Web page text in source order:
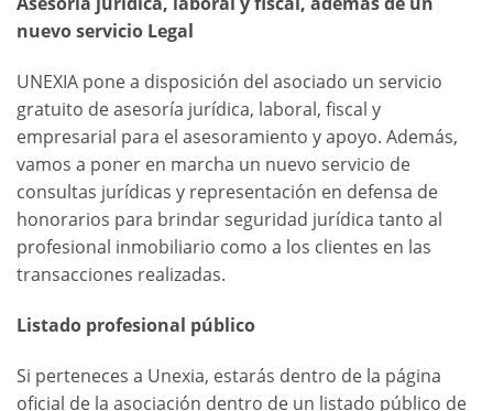
nuevo servicio Legal
UNEXIA pone a disposición del asociado un servicio
gratuito de asesoría jurídica, laboral, fiscal y
empresarial para el asesoramiento y apoyo. Además,
vamos a poner en marcha un nuevo servicio de
consultas jurídicas y representación en defensa de
honorarios para brindar seguridad jurídica tanto al
profesional inmobiliario como a los clientes en las
transacciones realizadas.
Listado profesional público
Si perteneces a Unexia, estarás dentro de la página
oficial de la asociación dentro de un listado público de